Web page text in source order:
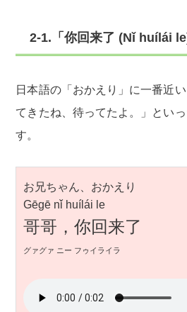
2-1.「你回来了 (Nǐ huílái le)
日本語の「おかえり」に一番近
てきたね、待ってたよ。」とい
す。
お兄ちゃん、おかえり
Gēgē nǐ huílái le
哥哥，你回来了
グァグァ ニー フゥイライラ